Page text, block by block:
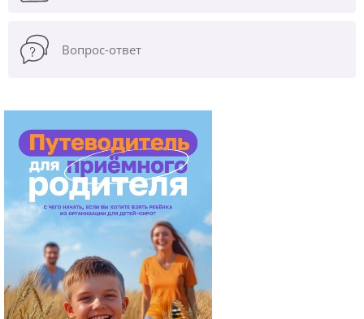
Вопрос-ответ